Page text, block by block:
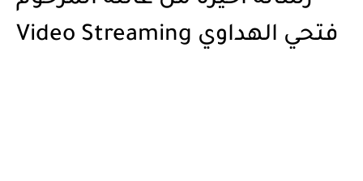
فتحي الهداوي Video Streaming